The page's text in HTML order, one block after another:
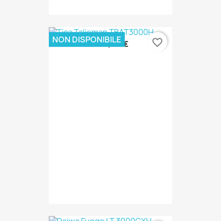
230,00 €
NON DISPONIBILE favorite_border